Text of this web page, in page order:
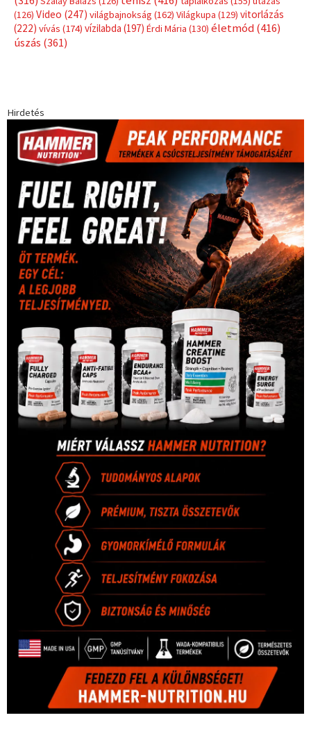
(126) Video (247) világbajnokság (162) Világkupa (129) vitorlázás
(222) vívás (174) vízilabda (197) Érdi Mária (130) életmód(416)
úszás (361)
Hirdetés